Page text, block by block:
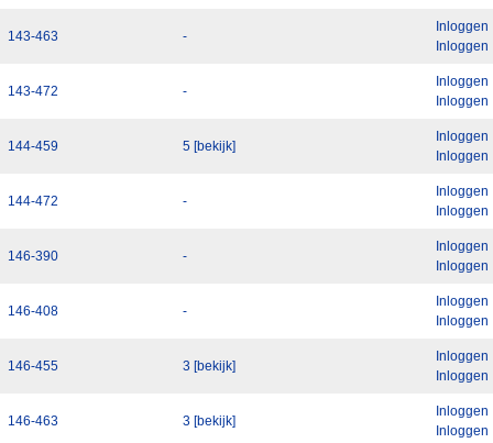
143-463 -
Inloggen
Inloggen
143-472 -
Inloggen
Inloggen
144-459 5 [bekijk]
Inloggen
Inloggen
144-472 -
Inloggen
Inloggen
146-390 -
Inloggen
Inloggen
146-408 -
Inloggen
Inloggen
146-455 3 [bekijk]
Inloggen
Inloggen
146-463 3 [bekijk]
Inloggen
Inloggen